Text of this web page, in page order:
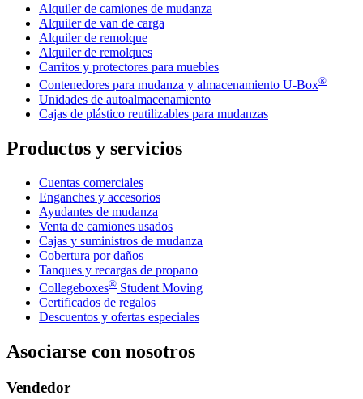
Alquiler de camiones de mudanza
Alquiler de van de carga
Alquiler de remolque
Alquiler de remolques
Carritos y protectores para muebles
Contenedores para mudanza y almacenamiento U-Box®
Unidades de autoalmacenamiento
Cajas de plástico reutilizables para mudanzas
Productos y servicios
Cuentas comerciales
Enganches y accesorios
Ayudantes de mudanza
Venta de camiones usados
Cajas y suministros de mudanza
Cobertura por daños
Tanques y recargas de propano
Collegeboxes® Student Moving
Certificados de regalos
Descuentos y ofertas especiales
Asociarse con nosotros
Vendedor